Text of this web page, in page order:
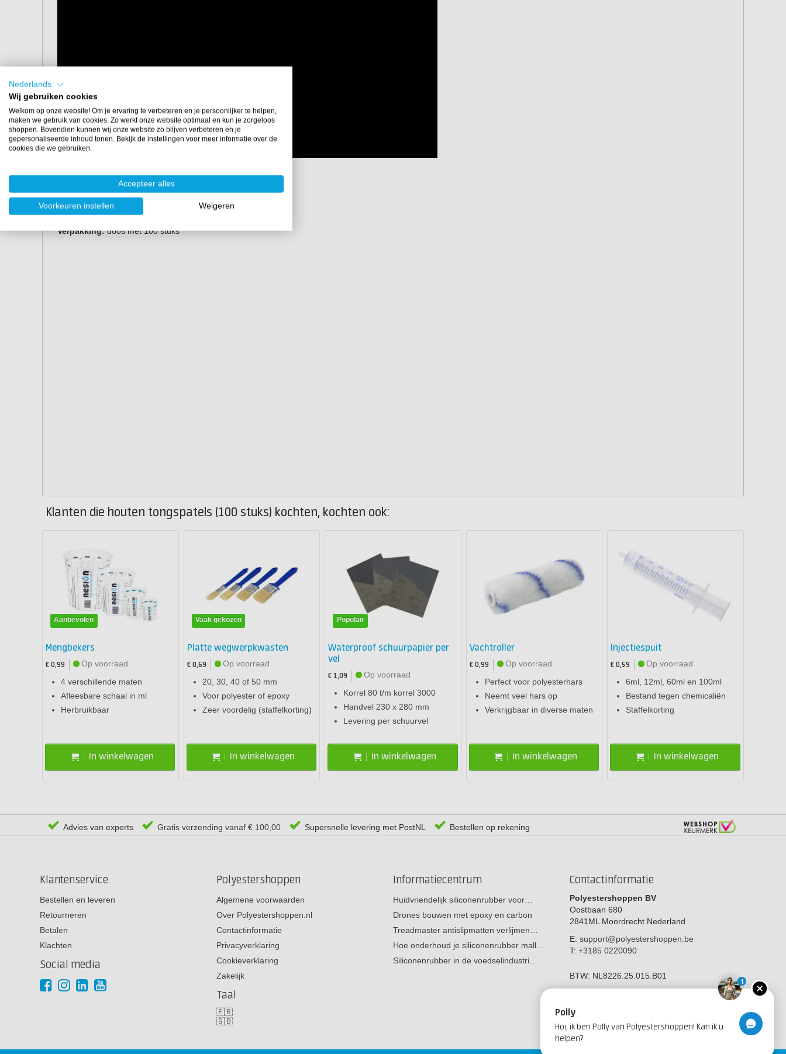
Eigenschappen
Afmeting:18 x 150 mm
Materiaal:hout
Verpakking:doos met 100 stuks
Klanten die houten tongspatels (100 stuks) kochten, kochten ook:
Aanbevolen
Mengbekers
€ 0,99
Op voorraad
4 verschillende maten
Afleesbare schaal in ml
Herbruikbaar
In winkelwagen
Vaak gekozen
Platte wegwerpkwasten
€ 0,69
Op voorraad
20, 30, 40 of 50 mm
Voor polyester of epoxy
Zeer voordelig (staffelkorting)
In winkelwagen
Populair
Waterproof schuurpapier per
vel
€ 1,09
Op voorraad
Korrel 80 t/m korrel 3000
Handvel 230 x 280 mm
Levering per schuurvel
In winkelwagen
Vachtroller
€ 0,99
Op voorraad
Perfect voor polyesterhars
Neemt veel hars op
Verkrijgbaar in diverse maten
In winkelwagen
Injectiespuit
€ 0,59
Op voorraad
6ml, 12ml, 60ml en 100ml
Bestand tegen chemicaliën
Staffelkorting
In winkelwagen
Advies van experts Gratis verzending vanaf € 100,00 Supersnelle levering met PostNL Bestellen op rekening
Klantenservice
Bestellen en leveren
Retourneren
Betalen
Klachten
Social media
Polyestershoppen
Algemene voorwaarden
Over Polyestershoppen.nl
Contactinformatie
Privacyverklaring
Cookieverklaring
Zakelijk
Taal
🇫🇷
🇬🇧
Informatiecentrum
Huidvriendelijk siliconenrubber voor…
Drones bouwen met epoxy en carbon
Treadmaster antislipmatten verlijmen…
Hoe onderhoud je siliconenrubber mall…
Siliconenrubber in de voedselindustri…
Contactinformatie
Polyestershoppen BV
Oostbaan 680
2841ML Moordrecht Nederland
E: support@polyestershoppen.be
T: +3185 0220090
BTW: NL8226.25.015.B01
1
Polly
Hoi, ik ben Polly van Polyestershoppen! Kan ik u
helpen?
Nederlands
Wij gebruiken cookies
Welkom op onze website! Om je ervaring te verbeteren en je persoonlijker te helpen,
maken we gebruik van cookies. Zo werkt onze website optimaal en kun je zorgeloos
shoppen. Bovendien kunnen wij onze website zo blijven verbeteren en je
gepersonaliseerde inhoud tonen. Bekijk de instellingen voor meer informatie over de
cookies die we gebruiken.
Accepteer alles
Voorkeuren instellen Weigeren